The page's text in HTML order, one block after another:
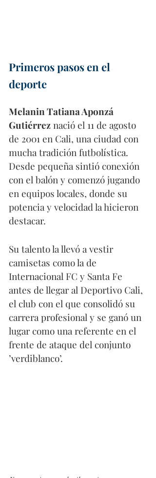
Primeros pasos en el
deporte
Melanin Tatiana Aponzá
Gutiérrez nació el 11 de agosto
de 2001 en Cali, una ciudad con
mucha tradición futbolística.
Desde pequeña sintió conexión
con el balón y comenzó jugando
en equipos locales, donde su
potencia y velocidad la hicieron
destacar.
Su talento la llevó a vestir
camisetas como la de
Internacional FC y Santa Fe
antes de llegar al Deportivo Cali,
el club con el que consolidó su
carrera profesional y se ganó un
lugar como una referente en el
frente de ataque del conjunto
’verdiblanco’.